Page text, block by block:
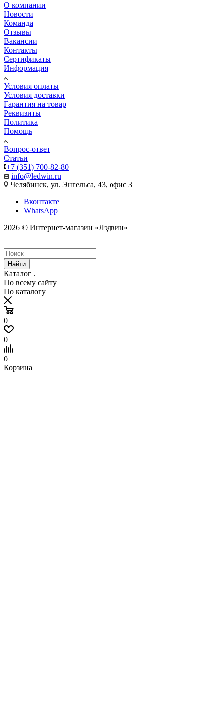
О компании
Новости
Команда
Отзывы
Вакансии
Контакты
Сертификаты
Информация
Условия оплаты
Условия доставки
Гарантия на товар
Реквизиты
Политика
Помощь
Вопрос-ответ
Статьи
+7 (351) 700-82-80
info@ledwin.ru
Челябинск, ул. Энгельса, 43, офис 3
Вконтакте
WhatsApp
2026 © Интернет-магазин «Лэдвин»
Найти
Каталог
По всему сайту
По каталогу
0
0
0
Корзина